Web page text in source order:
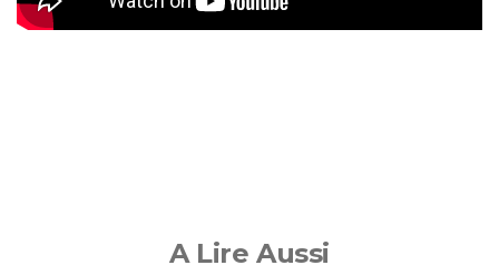
A Lire Aussi